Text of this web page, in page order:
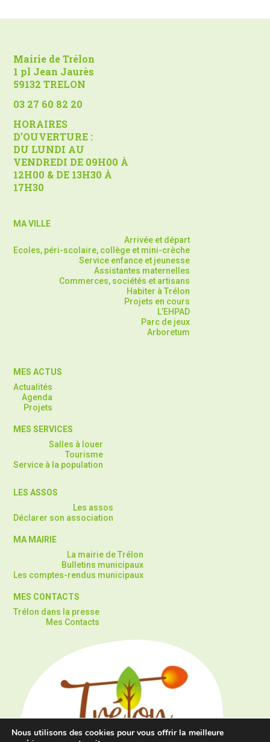
Mairie de Trélon
1 pl Jean Jaurès
59132 TRELON
03 27 60 82 20
HORAIRES
D’OUVERTURE :
DU LUNDI AU
VENDREDI DE 09H00 À
12H00 & DE 13H30 À
17H30
MA VILLE
Arrivée et départ
Ecoles, péri-scolaire, collège et mini-crèche
Service enfance et jeunesse
Assistantes maternelles
Commerces, sociétés et artisans
Habiter à Trélon
Projets en cours
L’EHPAD
Parc de jeux
Arboretum
MES ACTUS
Actualités
Agenda
Projets
MES SERVICES
Salles à louer
Tourisme
Service à la population
LES ASSOS
Les assos
Déclarer son association
MA MAIRIE
La mairie de Trélon
Bulletins municipaux
Les comptes-rendus municipaux
MES CONTACTS
Trélon dans la presse
Mes Contacts
Nous utilisons des cookies pour vous offrir la meilleure